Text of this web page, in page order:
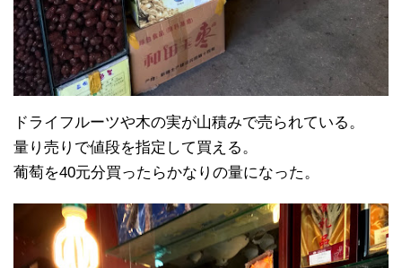
ドライフルーツや木の実が山積みで売られている。
量り売りで値段を指定して買える。
葡萄を40元分買ったらかなりの量になった。